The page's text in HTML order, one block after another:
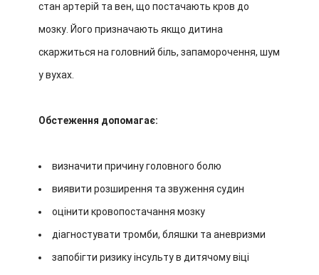
стан артерій та вен, що постачають кров до
мозку. Його призначають якщо дитина
скаржиться на головний біль, запаморочення, шум
у вухах.
Обстеження допомагає:
визначити причину головного болю
виявити розширення та звуження судин
оцінити кровопостачання мозку
діагностувати тромби, бляшки та аневризми
запобігти ризику інсульту в дитячому віці